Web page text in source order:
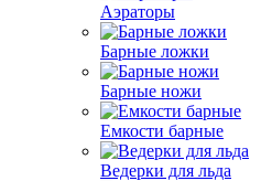
Аэраторы
Барные ложки
Барные ножи
Емкости барные
Ведерки для льда